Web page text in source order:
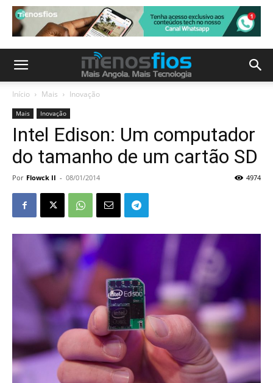
Início Mais Inovação
Mais Inovação
Intel Edison: Um computador
do tamanho de um cartão SD
Por Flowck II - 08/01/2014 4974